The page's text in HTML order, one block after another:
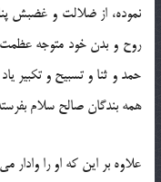
نموده، از ضلالت و غضبش
روح و بدن خود متوجه عظمت
حمد و ثنا و تسبیح و تكبیر
همه بندگان صالح سلام
علاوه بر این كه او را